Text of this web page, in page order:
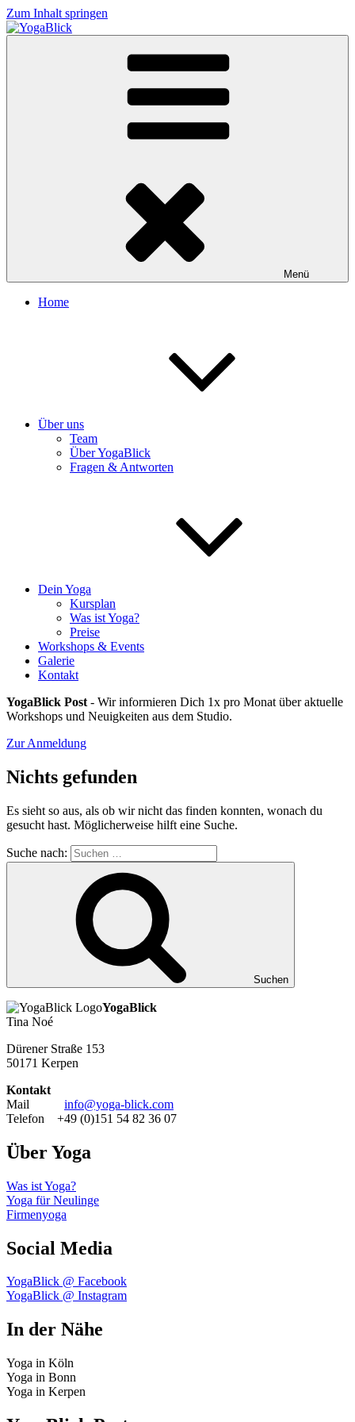
Zum Inhalt springen
YogaBlick
Menü
Home
Über uns
Team
Über YogaBlick
Fragen & Antworten
Dein Yoga
Kursplan
Was ist Yoga?
Preise
Workshops & Events
Galerie
Kontakt
YogaBlick Post - Wir informieren Dich 1x pro Monat über aktuelle
Workshops und Neuigkeiten aus dem Studio.
Zur Anmeldung
Nichts gefunden
Es sieht so aus, als ob wir nicht das finden konnten, wonach du
gesucht hast. Möglicherweise hilft eine Suche.
Suche nach:
Suchen
YogaBlick
Tina Noé
Dürener Straße 153
50171 Kerpen
Kontakt
Mail info@yoga-blick.com
Telefon +49 (0)151 54 82 36 07
Über Yoga
Was ist Yoga?
Yoga für Neulinge
Firmenyoga
Social Media
YogaBlick @ Facebook
YogaBlick @ Instagram
In der Nähe
Yoga in Köln
Yoga in Bonn
Yoga in Kerpen